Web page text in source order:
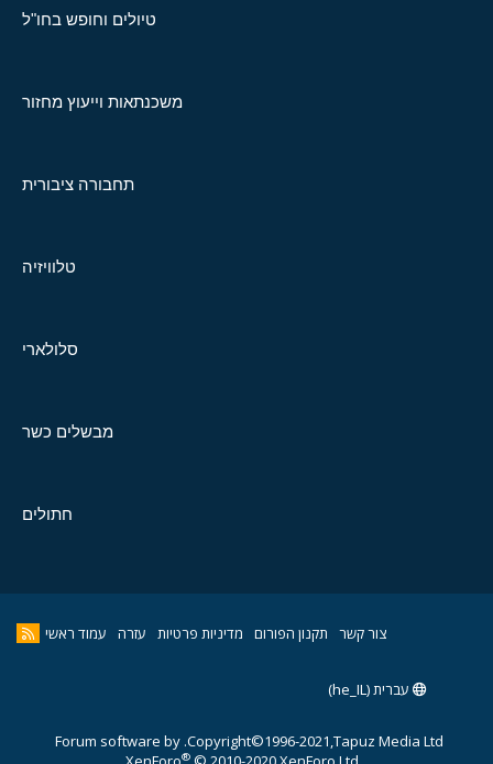
טיולים וחופש בחו"ל
משכנתאות וייעוץ מחזור
תחבורה ציבורית
טלוויזיה
סלולארי
מבשלים כשר
חתולים
צור קשר תקנון הפורום מדיניות פרטיות עזרה עמוד ראשי
עברית (he_IL)
Copyright©1996-2021,Tapuz Media Ltd.
Forum software by
®